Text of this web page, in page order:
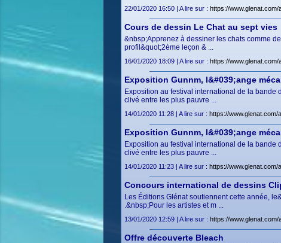
22/01/2020 16:50 | A lire sur : https://
Cours de dessin Le Chat au sept vies
&nbsp;Apprenez à dessiner les chats comme
profil&quot;2ème leçon & ...
16/01/2020 18:09 | A lire sur : https://
Exposition Gunnm, l&#039;ange
Exposition au festival international de la
clivé entre les plus pauvre ...
14/01/2020 11:28 | A lire sur : https://www.glenat.com/
Exposition Gunnm, l&#039;ange
Exposition au festival international de la
clivé entre les plus pauvre ...
14/01/2020 11:23 | A lire sur : https://www.glenat.com/
Concours international de dessins
Les Éditions Glénat soutiennent cette année,
.&nbsp;Pour les artistes et m ...
13/01/2020 12:59 | A lire sur : https://
Offre découverte Bleach